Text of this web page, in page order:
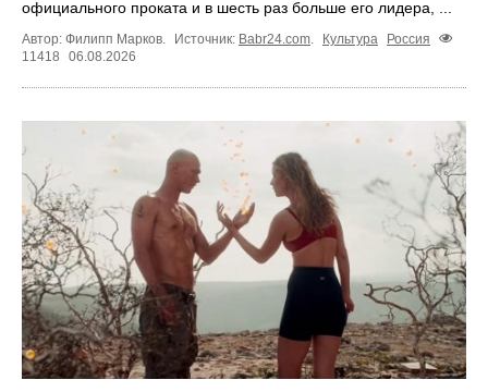
официального проката и в шесть раз больше его лидера, ...
Автор: Филипп Марков. Источник: Babr24.com. Культура
Россия
11418
06.08.2026